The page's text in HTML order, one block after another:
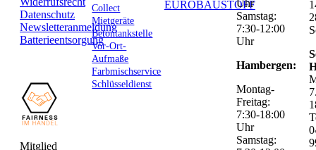
Datenschutz
Newsletteranmeldung
Batterieentsorgung
Mitglied
Collect
Mietgeräte
Betontankstelle
Vor-Ort-
Aufmaße
Farbmischservice
Schlüsseldienst
EUROBAUSTOFF
Uhr
Samstag:
7:30-12:00
Uhr
Hambergen:
Montag-
Freitag:
7:30-18:00
Uhr
Samstag: